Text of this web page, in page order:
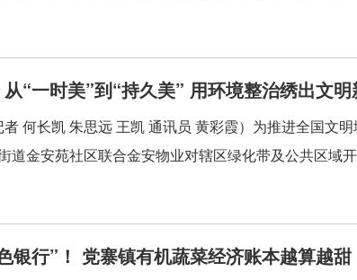
“一时美”到“持久美” 用环境整治绣出文
何长凯 朱思远 王凯 通讯员 黄彩霞）为推进全国文
道金安苑社区联合金安物业对辖区绿化带及公共区域
银行”！ 党寨镇有机蔬菜经济账本越算越甜